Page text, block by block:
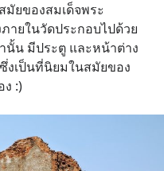
ยของสมเด็จพระ
ายในวัดประกอบไปด้วย
นั้น มีประตู และหน้าต่าง
งเป็นที่นิยมในสมัยของ
:)